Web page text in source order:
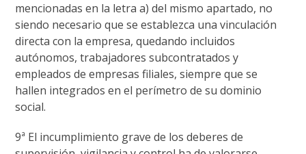
mencionadas en la letra a) del mismo apartado, no
siendo necesario que se establezca una vinculación
directa con la empresa, quedando incluidos
autónomos, trabajadores subcontratados y
empleados de empresas filiales, siempre que se
hallen integrados en el perímetro de su dominio
social.
9ª El incumplimiento grave de los deberes de